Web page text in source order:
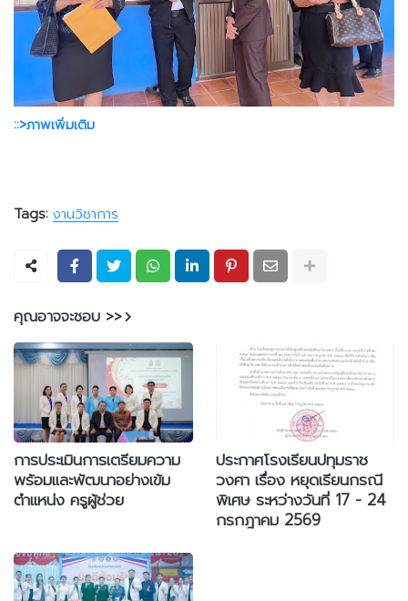
::>ภาพเพิ่มเติม
Tags: งานวิชาการ
คุณอาจจะชอบ >>
การประเมินการเตรียมความ
พร้อมและพัฒนาอย่างเข้ม
ตำแหน่ง ครูผู้ช่วย
ประกาศโรงเรียนปทุมราช
วงศา เรื่อง หยุดเรียนกรณี
พิเศษ ระหว่างวันที่ 17 - 24
กรกฎาคม 2569